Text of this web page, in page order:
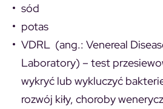
sód
potas
VDRL (ang.: Venereal
Laboratory) – test
wykryć lub wykluczyć
rozwój kiły, choroby